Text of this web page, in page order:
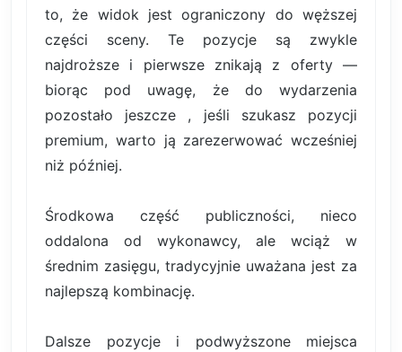
to, że widok jest ograniczony do węższej
części sceny. Te pozycje są zwykle
najdroższe i pierwsze znikają z oferty —
biorąc pod uwagę, że do wydarzenia
pozostało jeszcze , jeśli szukasz pozycji
premium, warto ją zarezerwować wcześniej
niż później.
Środkowa część publiczności, nieco
oddalona od wykonawcy, ale wciąż w
średnim zasięgu, tradycyjnie uważana jest za
najlepszą kombinację.
Dalsze pozycje i podwyższone miejsca